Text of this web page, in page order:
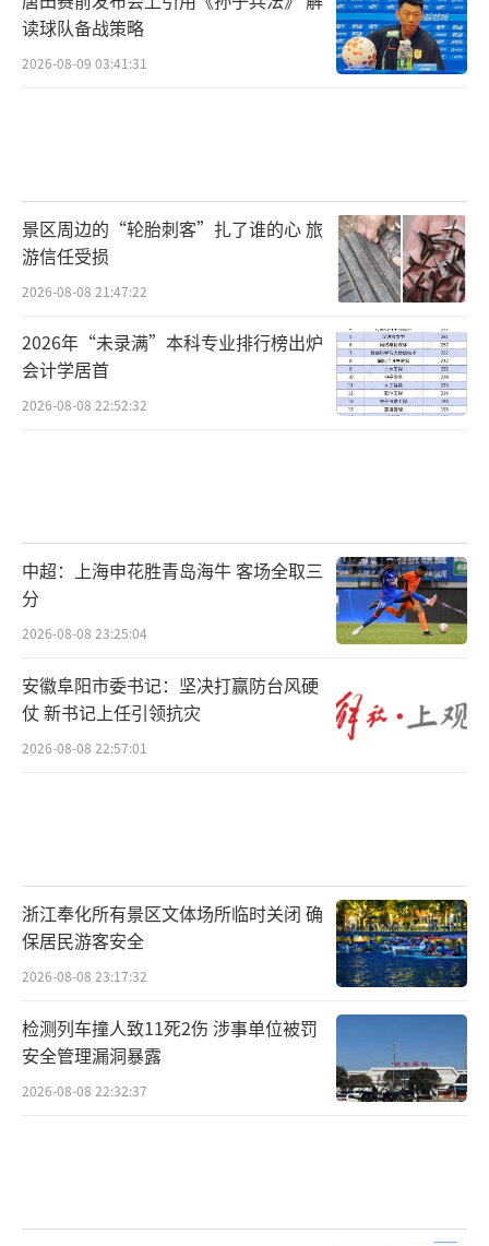
读球队备战策略
2026-08-09 03:41:31
景区周边的“轮胎刺客”扎了谁的心 旅
游信任受损
2026-08-08 21:47:22
2026年“未录满”本科专业排行榜出炉
会计学居首
2026-08-08 22:52:32
中超：上海申花胜青岛海牛 客场全取三
分
2026-08-08 23:25:04
安徽阜阳市委书记：坚决打赢防台风硬
仗 新书记上任引领抗灾
2026-08-08 22:57:01
浙江奉化所有景区文体场所临时关闭 确
保居民游客安全
2026-08-08 23:17:32
检测列车撞人致11死2伤 涉事单位被罚
安全管理漏洞暴露
2026-08-08 22:32:37